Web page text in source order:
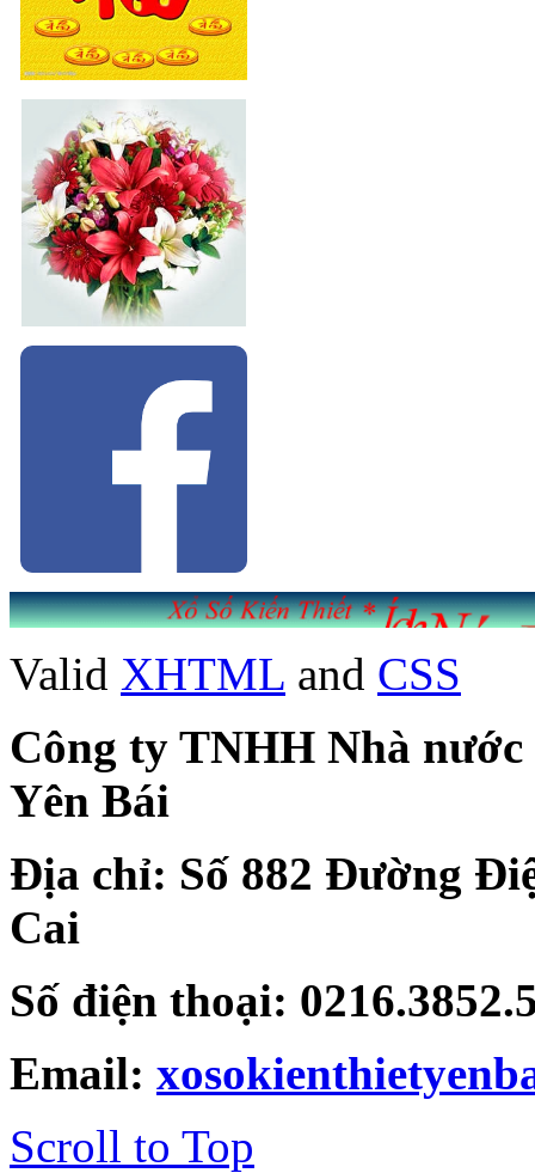
Valid XHTML and CSS
Công ty TNHH Nhà
Yên Bái
Địa chỉ: Số 882 Đường
Cai
Số điện thoại:
Email:
Scroll to Top